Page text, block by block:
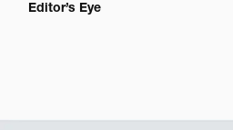
Editor’s Eye